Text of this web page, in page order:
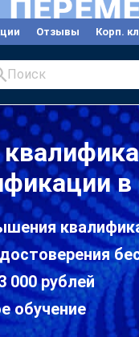
Отзывы Корп.
Поиск
в
000 рублей
обучение